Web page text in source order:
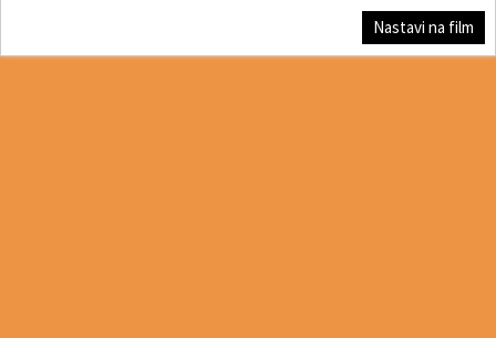
Nastavi na film